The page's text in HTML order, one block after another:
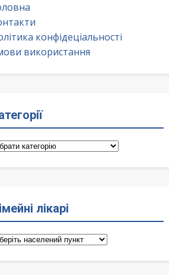
конфідеціальності
використання
лікарі